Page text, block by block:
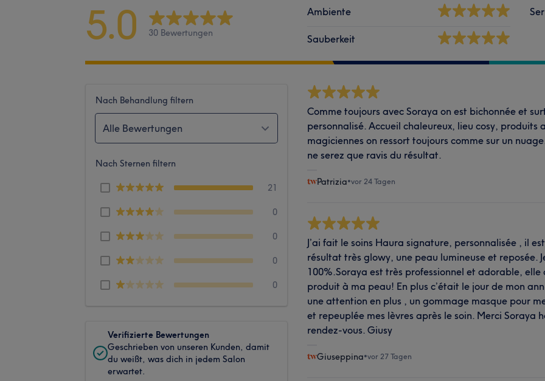
5.0 30 Bewertungen
Ambiente
Sauberkeit
Nach Behandlung filtern
Alle Bewertungen
Nach Sternen filtern
21
0
0
0
0
Verifizierte Bewertungen
Geschrieben von unseren Kunden, damit
du weißt, was dich in jedem Salon
erwartet.
Comme toujours avec Soraya on est bichonnée et
personnalisé. Accueil chaleureux, lieu cosy, produits
magiciennes on ressort toujours comme sur un
ne serez que ravis du résultat.
Patrizia•vor 24 Tagen
J’ai fait le soins Haura signature, personnalisée , il
résultat très glowy, une peau lumineuse et reposée.
100%.Soraya est très professionnel et adorable,
produit à ma peau! En plus c’était le jour de mon
une attention en plus , un gommage masque pour
et repeuplée mes lèvres après le soin. Merci Soraya
rendez-vous. Giusy
Giuseppina•vor 27 Tagen